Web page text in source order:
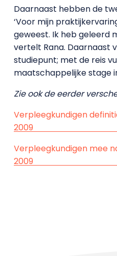
Daarnaast hebben de
‘Voor mijn
geweest. Ik heb geleerd
vertelt Rana. Daarnaast
studiepunt; met de reis
maatschappelijke stage
Zie ook de eerder
Verpleegkundigen
2009
Verpleegkundigen mee
2009